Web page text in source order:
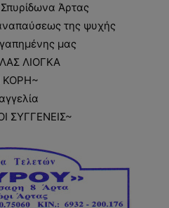
Άρτας
της ψυχής
μας
ΛΙΟΓΚΑ
ΚΟΡΗ~
ΣΥΓΓΕΝΕΙΣ~